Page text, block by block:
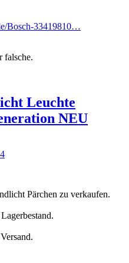
Bosch-33419810…
falsche.
Leuchte
NEU
Pärchen zu verkaufen.